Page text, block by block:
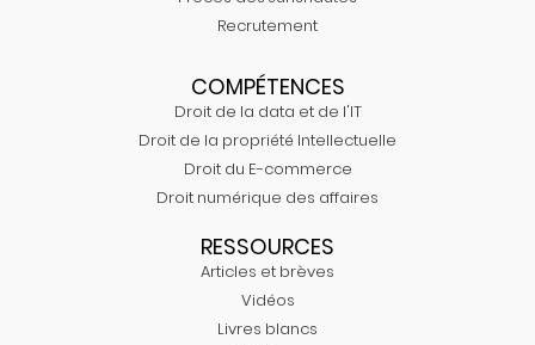
Recrutement
COMPÉTENCES
Droit de la data et de l'IT
Droit de la propriété Intellectuelle
Droit du E-commerce
Droit numérique des affaires
RESSOURCES
Articles et brèves
Vidéos
Livres blancs